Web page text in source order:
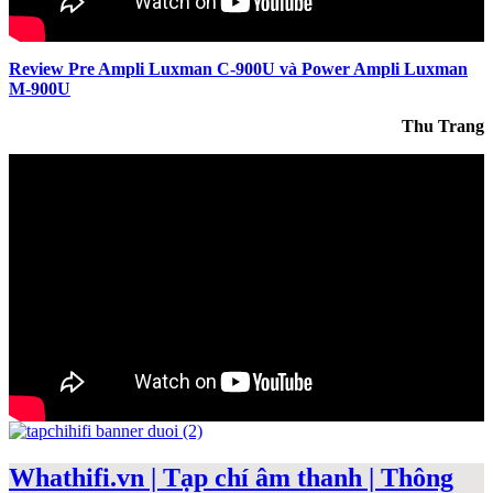
Review Pre Ampli Luxman C-900U và Power Ampli Luxman
M-900U
Thu Trang
Whathifi.vn | Tạp chí âm thanh | Thông